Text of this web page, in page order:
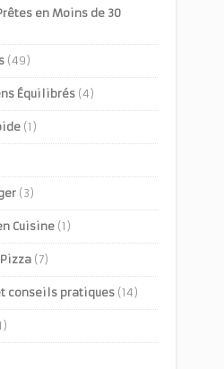
en Moins de 30
(49)
Équilibrés (4)
(1)
(3)
Cuisine (1)
(7)
conseils pratiques (14)